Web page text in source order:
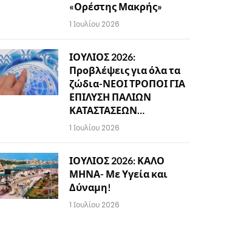
«Ορέστης Μακρής»
1 Ιουλίου 2026
ΙΟΥΛΙΟΣ 2026:
Προβλέψεις για όλα τα
ζώδια-ΝΕΟΙ ΤΡΟΠΟΙ ΓΙΑ
ΕΠΙΛΥΣΗ ΠΑΛΙΩΝ
ΚΑΤΑΣΤΑΣΕΩΝ…
1 Ιουλίου 2026
ΙΟΥΛΙΟΣ 2026: ΚΑΛΟ
ΜΗΝΑ- Με Υγεία και
Δύναμη!
1 Ιουλίου 2026